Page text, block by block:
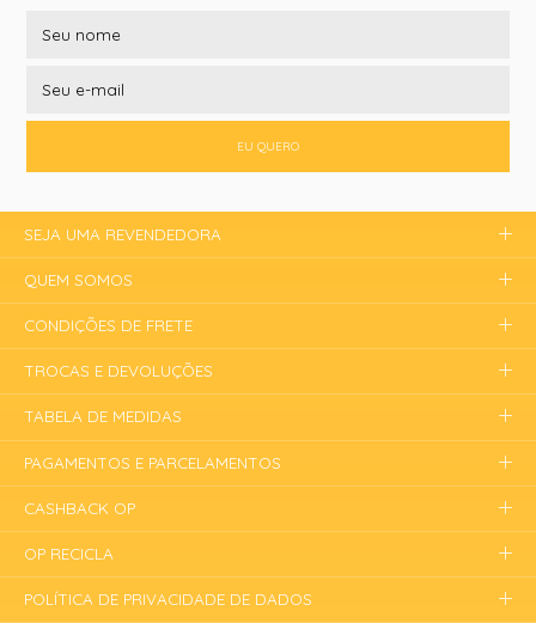
EU QUERO
SEJA UMA REVENDEDORA
QUEM SOMOS
CONDIÇÕES DE FRETE
TROCAS E DEVOLUÇÕES
TABELA DE MEDIDAS
PAGAMENTOS E PARCELAMENTOS
CASHBACK OP
OP RECICLA
POLÍTICA DE PRIVACIDADE DE DADOS